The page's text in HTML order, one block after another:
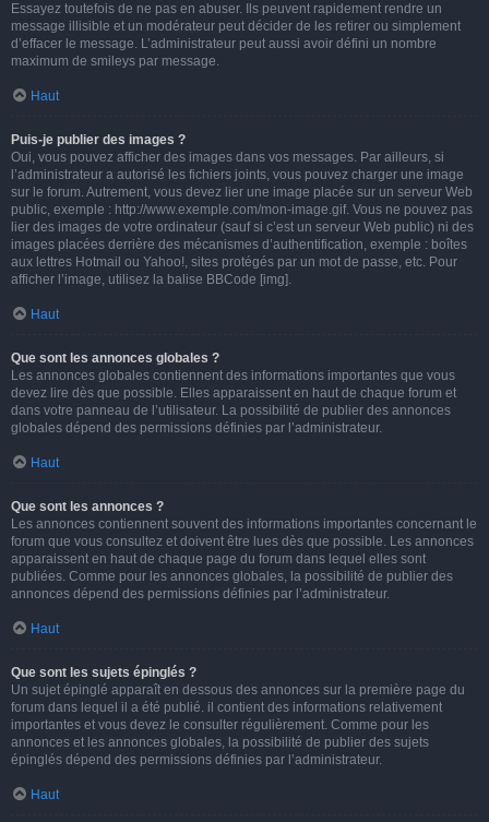
Essayez toutefois de ne pas en abuser. Ils peuvent rapidement rendre un
message illisible et un modérateur peut décider de les retirer ou simplement
d’effacer le message. L’administrateur peut aussi avoir défini un nombre
maximum de smileys par message.
Haut
Puis-je publier des images ?
Oui, vous pouvez afficher des images dans vos messages. Par ailleurs, si
l’administrateur a autorisé les fichiers joints, vous pouvez charger une image
sur le forum. Autrement, vous devez lier une image placée sur un serveur Web
public, exemple : http://www.exemple.com/mon-image.gif. Vous ne pouvez pas
lier des images de votre ordinateur (sauf si c’est un serveur Web public) ni des
images placées derrière des mécanismes d’authentification, exemple : boîtes
aux lettres Hotmail ou Yahoo!, sites protégés par un mot de passe, etc. Pour
afficher l’image, utilisez la balise BBCode [img].
Haut
Que sont les annonces globales ?
Les annonces globales contiennent des informations importantes que vous
devez lire dès que possible. Elles apparaissent en haut de chaque forum et
dans votre panneau de l’utilisateur. La possibilité de publier des annonces
globales dépend des permissions définies par l’administrateur.
Haut
Que sont les annonces ?
Les annonces contiennent souvent des informations importantes concernant le
forum que vous consultez et doivent être lues dès que possible. Les annonces
apparaissent en haut de chaque page du forum dans lequel elles sont
publiées. Comme pour les annonces globales, la possibilité de publier des
annonces dépend des permissions définies par l’administrateur.
Haut
Que sont les sujets épinglés ?
Un sujet épinglé apparaît en dessous des annonces sur la première page du
forum dans lequel il a été publié. il contient des informations relativement
importantes et vous devez le consulter régulièrement. Comme pour les
annonces et les annonces globales, la possibilité de publier des sujets
épinglés dépend des permissions définies par l’administrateur.
Haut